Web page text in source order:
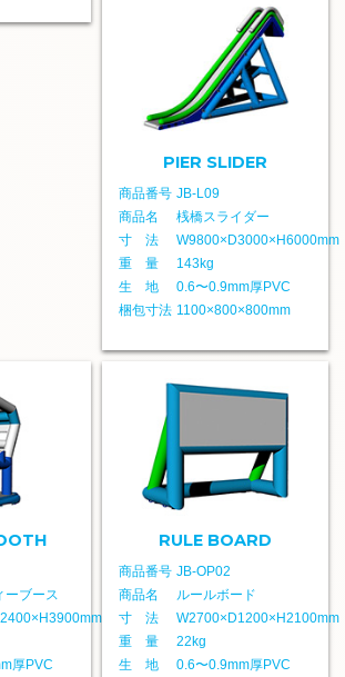
PIER SLIDER
商品番号 JB-L09
商品名
桟橋スライダー
寸 法
W9800×D3000×H6000mm
重 量
143kg
生 地
0.6〜0.9mm厚PVC
梱包寸法 1100×800×800mm
ーブース
厚PVC
RULE BOARD
商品番号 JB-OP02
商品名
ルールボード
寸 法
W2700×D1200×H2100mm
重 量
22kg
生 地
0.6〜0.9mm厚PVC